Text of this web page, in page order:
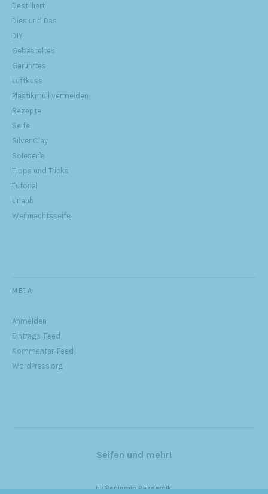
Destilliert
Dies und Das
DIY
Gebasteltes
Gerührtes
Luftkuss
Plastikmüll vermeiden
Rezepte
Seife
Silver Clay
Soleseife
Tipps und Tricks
Tutorial
Urlaub
Weihnachtsseife
META
Anmelden
Eintrags-Feed
Kommentar-Feed
WordPress.org
Seifen und mehr!
byBenjamin Pazdernik